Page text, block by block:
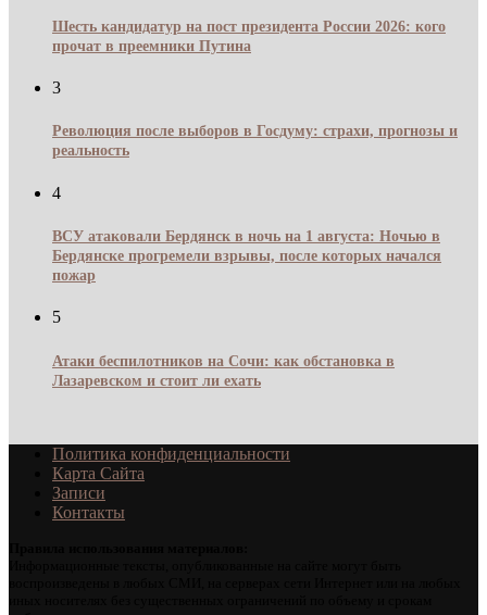
Шесть кандидатур на пост президента России 2026: кого
прочат в преемники Путина
3
Революция после выборов в Госдуму: страхи, прогнозы и
реальность
4
ВСУ атаковали Бердянск в ночь на 1 августа: Ночью в
Бердянске прогремели взрывы, после которых начался
пожар
5
Атаки беспилотников на Сочи: как обстановка в
Лазаревском и стоит ли ехать
Политика конфиденциальности
Карта Сайта
Записи
Контакты